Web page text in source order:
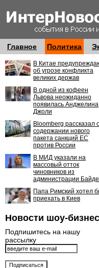
Главное Политика
В Китае
об угрозе конфликта
великих держав
В одной из кофеен
Львова неожиданно
появилась Анджелина
Джоли
Bloomberg рассказал
содержании нового
пакета санкций ЕС
против России
В МИД указали на
массовый отток
чиновников из
администрации
Папа Римский хотел
приехать в Киев
Новости шоу-
Подпишитесь на нашу
рассылку